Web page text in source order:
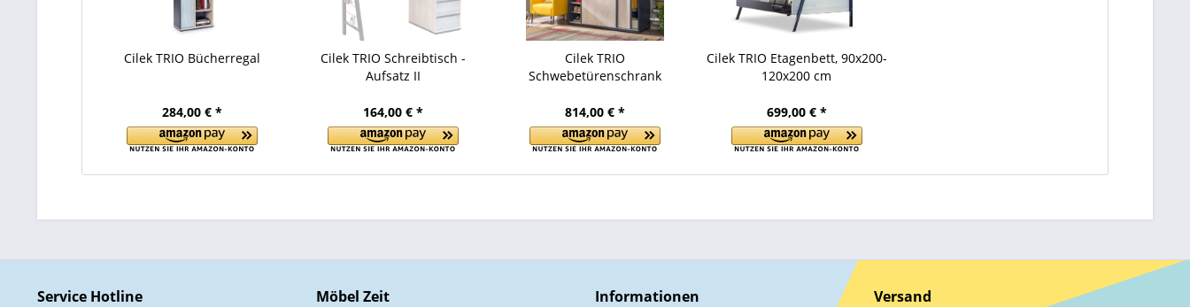
Cilek TRIO Bücherregal
284,00 € *
Cilek TRIO Schreibtisch -
Aufsatz II
164,00 € *
Cilek TRIO
Schwebetürenschrank
814,00 € *
Cilek TRIO Etagenbett, 90x200-
120x200 cm
699,00 € *
Service Hotline Möbel Zeit Informationen Versand